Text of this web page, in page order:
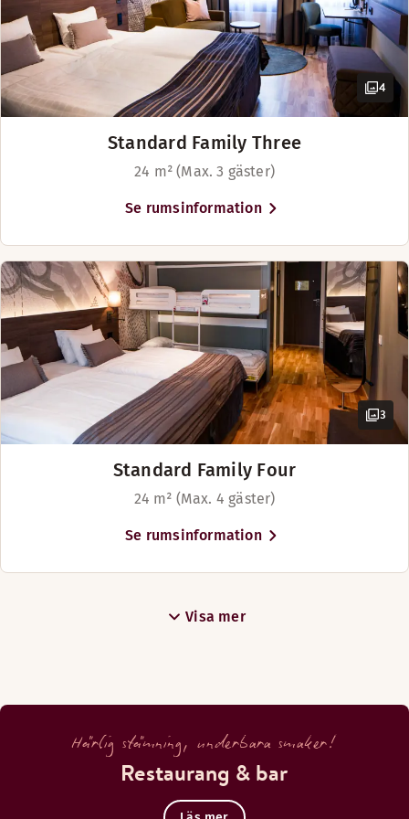
4
Standard Family Three
24 m² (Max. 3 gäster)
Se rumsinformation
3
Standard Family Four
24 m² (Max. 4 gäster)
Se rumsinformation
Visa mer
Härlig stämning, underbara smaker!
Restaurang & bar